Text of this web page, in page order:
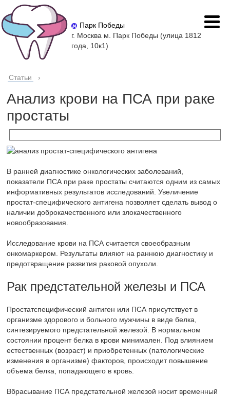
Парк Победы
г. Москва м. Парк Победы (улица 1812
года, 10к1)
Статьи ›
Анализ крови на ПСА при раке
простаты
В ранней диагностике онкологических заболеваний,
показатели ПСА при раке простаты считаются одним из самых
информативных результатов исследований. Увеличение
простат-специфического антигена позволяет сделать вывод о
наличии доброкачественного или злокачественного
новообразования.
Исследование крови на ПСА считается своеобразным
онкомаркером. Результаты влияют на раннюю диагностику и
предотвращение развития раковой опухоли.
Рак предстательной железы и ПСА
Простатспецифический антиген или ПСА присутствует в
организме здорового и больного мужчины в виде белка,
синтезируемого предстательной железой. В нормальном
состоянии процент белка в крови минимален. Под влиянием
естественных (возраст) и приобретенных (патологические
изменения в организме) факторов, происходит повышение
объема белка, попадающего в кровь.
Вбрасывание ПСА предстательной железой носит временный